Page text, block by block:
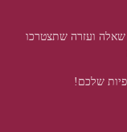
שאלה ועזרה שתצטרכו
שלכם!